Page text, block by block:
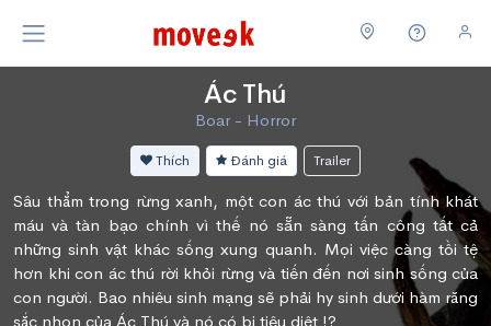
Ác Thú
Boar - Horror
Thích Đánh giá Trailer
Sâu thẳm trong rừng xanh, một con ác thú với bản tính khát
máu và tàn bạo chính vì thế nó sẵn sàng tấn công tất cả
những sinh vật khác sống xung quanh. Mọi việc càng tồi tệ
hơn khi con ác thú rời khỏi rừng và tiến đến nơi sinh sống của
con người. Bao nhiêu sinh mạng sẽ phải hy sinh dưới hàm răng
sắc nhọn của Ác Thú và nó có bị tiêu diệt !?